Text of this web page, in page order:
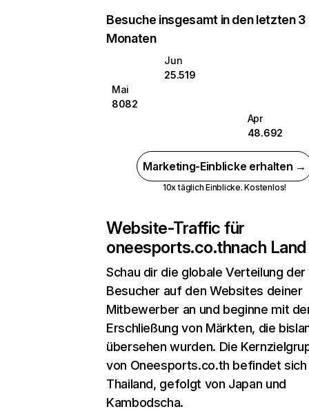
Besuche insgesamt in den letzten 3
Monaten
Jun
25.519
Mai
8082
Apr
48.692
Marketing-Einblicke erhalten →
10x täglich Einblicke. Kostenlos!
Website-Traffic für
oneesports.co.thnach Land
Schau dir die globale Verteilung der
Besucher auf den Websites deiner
Mitbewerber an und beginne mit
Erschließung von Märkten, die
übersehen wurden. Die
von Oneesports.co.th befindet sich
Thailand, gefolgt von Japan und
Kambodscha.